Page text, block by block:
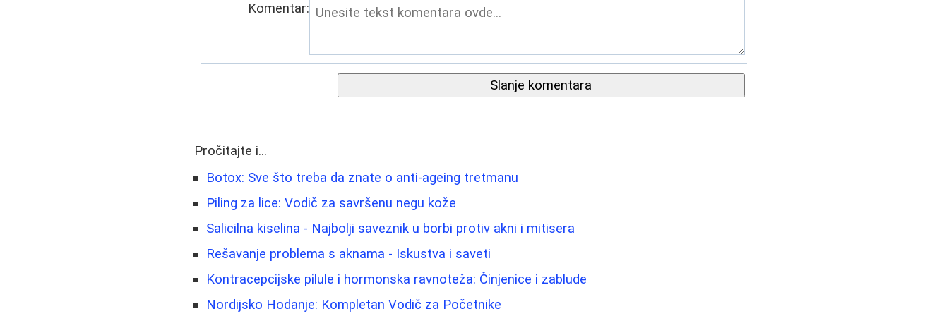
Komentar:
Slanje komentara
Pročitajte i...
Botox: Sve što treba da znate o anti-ageing tretmanu
Piling za lice: Vodič za savršenu negu kože
Salicilna kiselina - Najbolji saveznik u borbi protiv akni i mitisera
Rešavanje problema s aknama - Iskustva i saveti
Kontracepcijske pilule i hormonska ravnoteža: Činjenice i zablude
Nordijsko Hodanje: Kompletan Vodič za Početnike